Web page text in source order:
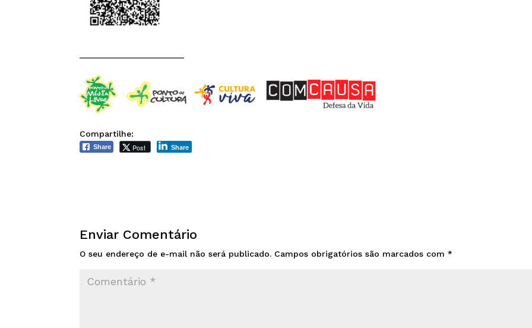
Compartilhe:
Share Post Share
Enviar Comentário
O seu endereço de e-mail não será publicado. Campos obrigatórios são marcados com*